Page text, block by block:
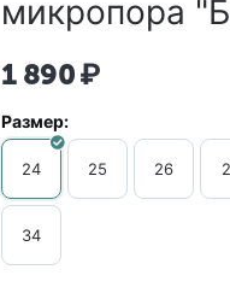
микропора
1 890₽
Размер:
24 25 26
34